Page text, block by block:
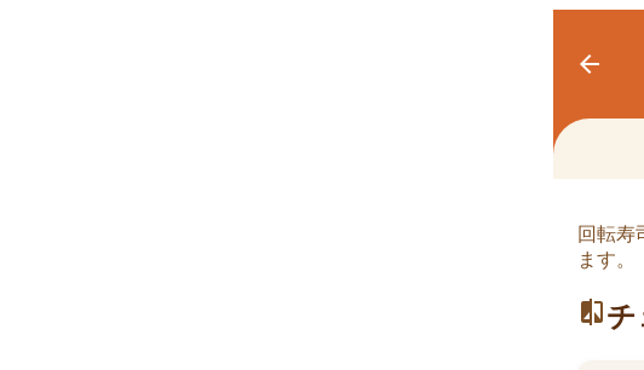
arrow_back
おさ
回転寿
ます。
compareチ
き
立て
販売